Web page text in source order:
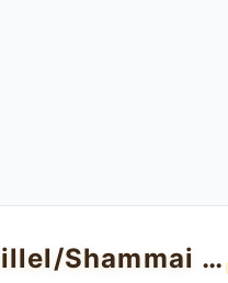
Deuteronomio 24 — il get, la disputa Hillel/Shammai e l'halakhah sociale